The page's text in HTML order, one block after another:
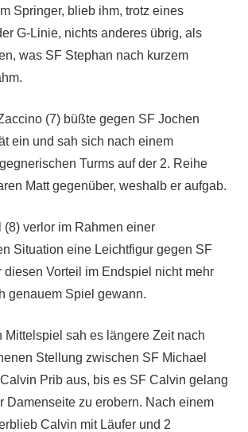
Springer, blieb ihm, trotz eines
G-Linie, nichts anderes übrig, als
was SF Stephan nach kurzem
(7) büßte gegen SF Jochen
ein und sah sich nach einem
Turms auf der 2. Reihe
Matt gegenüber, weshalb er aufgab.
(8) verlor im Rahmen einer
Situation eine Leichtfigur gegen SF
diesen Vorteil im Endspiel nicht mehr
genauem Spiel gewann.
Mittelspiel sah es längere Zeit nach
Stellung zwischen SF Michael
Prib aus, bis es SF Calvin gelang
Damenseite zu erobern. Nach einem
Calvin mit Läufer und 2